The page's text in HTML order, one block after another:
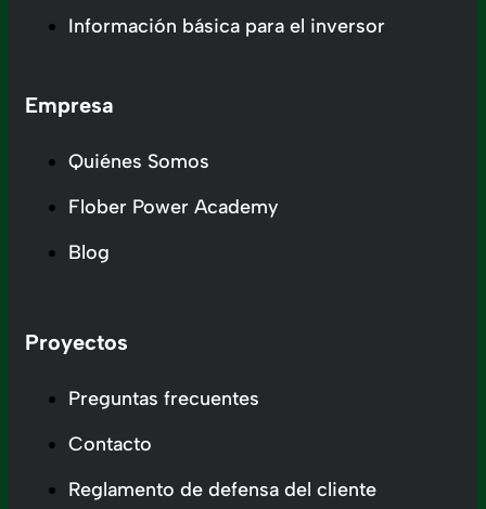
Información básica para el inversor
Empresa
Quiénes Somos
Flober Power Academy
Blog
Proyectos
Preguntas frecuentes
Contacto
Reglamento de defensa del cliente